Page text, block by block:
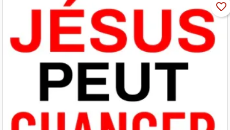
favorite_border